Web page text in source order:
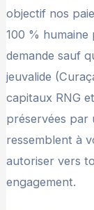
objectif nos
100 %
demande sauf
jeuvalide
capitaux RNG
préservées par
ressemblent à
autoriser vers
engagement.